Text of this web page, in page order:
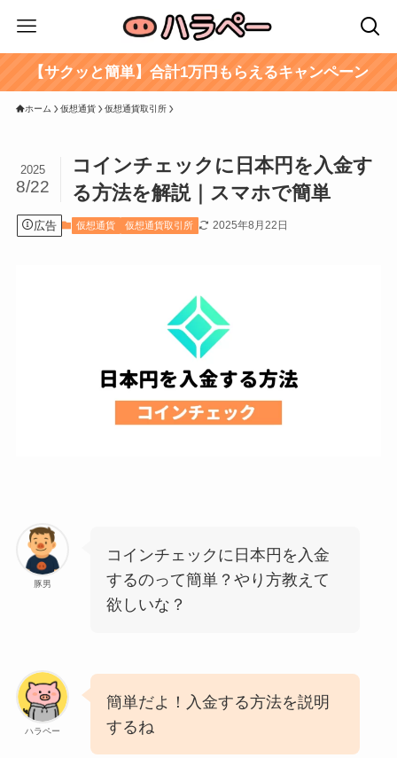
【サクッと簡単】合計1万円もらえるキャンペーン
ホーム 仮想通貨 仮想通貨取引所
コインチェックに日本円を入金す
る方法を解説｜スマホで簡単
2025
8/22
広告 仮想通貨 仮想通貨取引所 2025年8月22日
豚男
コインチェックに日本円を入金
するのって簡単？やり方教えて
欲しいな？
ハラペー
簡単だよ！入金する方法を説明
するね